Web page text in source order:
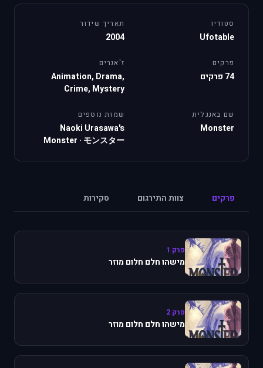
סטודיו
Ufotable
תאריך שידור
2004
פרקים
74 פרקים
ז'אנרים
Animation, Drama,
Crime, Mystery
שם באנגלית
Monster
שמות נוספים
Naoki Urasawa's
Monster · モンスター
פרקים צוות התירגום סקירות
פרק 1
מישהו חלם חלום מוזר
פרק 2
מישהו חלם חלום מוזר